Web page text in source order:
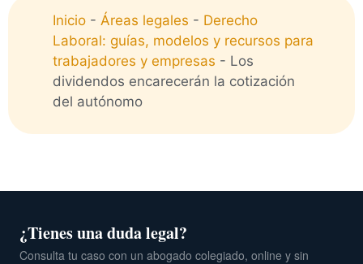
Inicio - Áreas legales - Derecho
Laboral: guías, modelos y recursos para
trabajadores y empresas - Los
dividendos encarecerán la cotización
del autónomo
¿Tienes una duda legal?
Consulta tu caso con un abogado colegiado, online y sin